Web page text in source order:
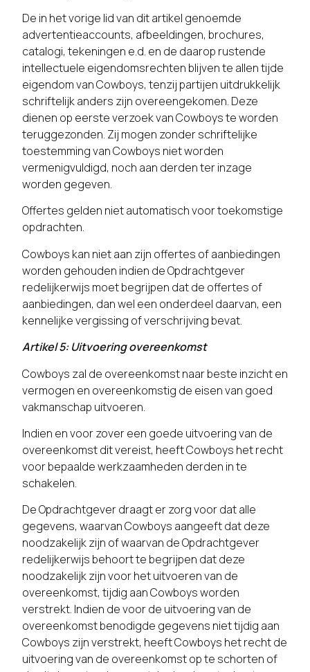
De in het vorige lid van dit artikel genoemde
advertentieaccounts, afbeeldingen, brochures,
catalogi, tekeningen e.d. en de daarop rustende
intellectuele eigendomsrechten blijven te allen tijde
eigendom van Cowboys, tenzij partijen uitdrukkelijk
schriftelijk anders zijn overeengekomen. Deze
dienen op eerste verzoek van Cowboys te worden
teruggezonden. Zij mogen zonder schriftelijke
toestemming van Cowboys niet worden
vermenigvuldigd, noch aan derden ter inzage
worden gegeven.
Offertes gelden niet automatisch voor toekomstige
opdrachten.
Cowboys kan niet aan zijn offertes of aanbiedingen
worden gehouden indien de Opdrachtgever
redelijkerwijs moet begrijpen dat de offertes of
aanbiedingen, dan wel een onderdeel daarvan, een
kennelijke vergissing of verschrijving bevat.
Artikel 5: Uitvoering overeenkomst
Cowboys zal de overeenkomst naar beste inzicht en
vermogen en overeenkomstig de eisen van goed
vakmanschap uitvoeren.
Indien en voor zover een goede uitvoering van de
overeenkomst dit vereist, heeft Cowboys het recht
voor bepaalde werkzaamheden derden in te
schakelen.
De Opdrachtgever draagt er zorg voor dat alle
gegevens, waarvan Cowboys aangeeft dat deze
noodzakelijk zijn of waarvan de Opdrachtgever
redelijkerwijs behoort te begrijpen dat deze
noodzakelijk zijn voor het uitvoeren van de
overeenkomst, tijdig aan Cowboys worden
verstrekt. Indien de voor de uitvoering van de
overeenkomst benodigde gegevens niet tijdig aan
Cowboys zijn verstrekt, heeft Cowboys het recht de
uitvoering van de overeenkomst op te schorten of